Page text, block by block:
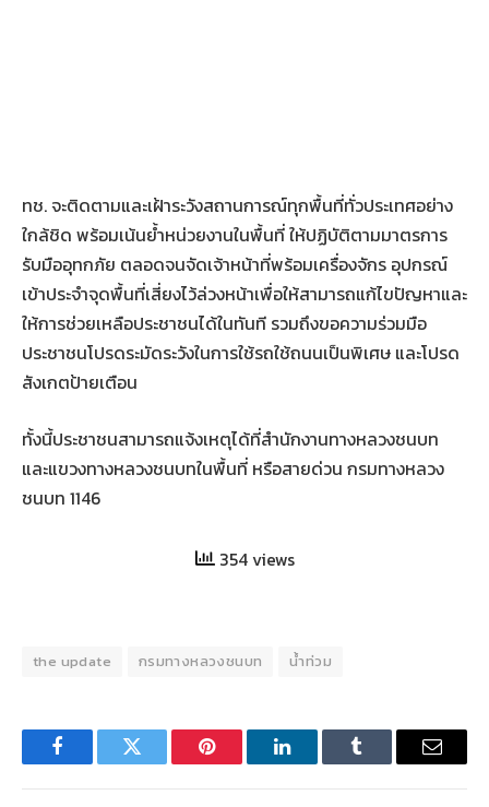
ทช. จะติดตามและเฝ้าระวังสถานการณ์ทุกพื้นที่ทั่วประเทศอย่าง
ใกล้ชิด พร้อมเน้นย้ำหน่วยงานในพื้นที่ ให้ปฏิบัติตามมาตรการ
รับมืออุทกภัย ตลอดจนจัดเจ้าหน้าที่พร้อมเครื่องจักร อุปกรณ์
เข้าประจำจุดพื้นที่เสี่ยงไว้ล่วงหน้าเพื่อให้สามารถแก้ไขปัญหาและ
ให้การช่วยเหลือประชาชนได้ในทันที รวมถึงขอความร่วมมือ
ประชาชนโปรดระมัดระวังในการใช้รถใช้ถนนเป็นพิเศษ และโปรด
สังเกตป้ายเตือน
ทั้งนี้ประชาชนสามารถแจ้งเหตุได้ที่สำนักงานทางหลวงชนบท
และแขวงทางหลวงชนบทในพื้นที่ หรือสายด่วน กรมทางหลวง
ชนบท 1146
354 views
the update กรมทางหลวงชนบท น้ำท่วม
FacebookTwitter Pinterest LinkedInTumblr Email